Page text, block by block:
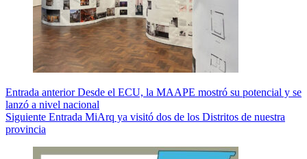
Entrada anteriorDesde el ECU, la MAAPE mostró su potencial y se
lanzó a nivel nacional
Siguiente Entrada MiArq ya visitó dos de los Distritos de nuestra
provincia